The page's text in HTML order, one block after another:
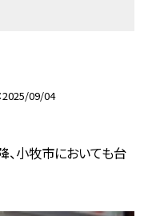
2025/09/04
、小牧市においても台